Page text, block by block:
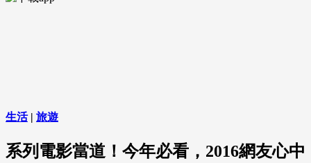
生活| 旅遊
系列電影當道！今年必看，2016網友心中